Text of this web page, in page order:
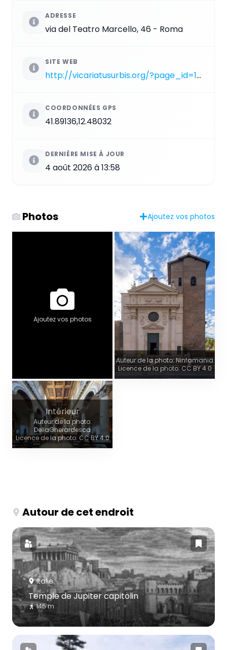
ADRESSE
via del Teatro Marcello, 46 - Roma
SITE WEB
http://vicariatusurbis.org/?page_id=188&ID=835
COORDONNÉES GPS
41.89136,12.48032
DERNIÈRE MISE À JOUR
4 août 2026 à 13:58
Photos Ajoutez vos photos
Ajoutez vos photos
Auteur de la photo: Ninfamania
Licence de la photo: CC BY 4.0
Intérieur
Auteur de la photo:
DellaGherardesca
Licence de la photo: CC BY 4.0
Autour de cet endroit
Italie
Temple de Jupiter capitolin
145 m